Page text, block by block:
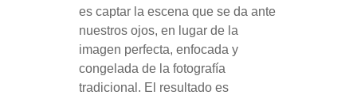
es captar la escena que se da ante
nuestros ojos, en lugar de la
imagen perfecta, enfocada y
congelada de la fotografía
tradicional. El resultado es